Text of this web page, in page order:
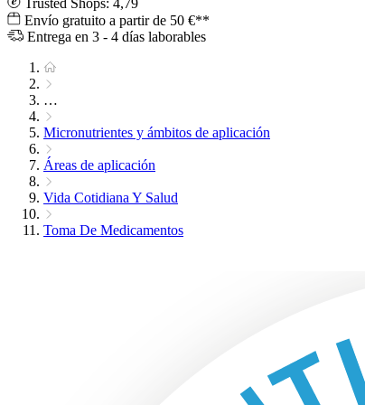
Trusted Shops: 4,79
Envío gratuito a partir de 50 €**
Entrega en 3 - 4 días laborables
…
Micronutrientes y ámbitos de aplicación
Áreas de aplicación
Vida Cotidiana Y Salud
Toma De Medicamentos